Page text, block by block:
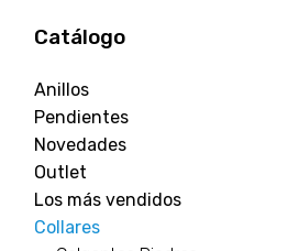
Catálogo
Anillos
Pendientes
Novedades
Outlet
Los más vendidos
Collares